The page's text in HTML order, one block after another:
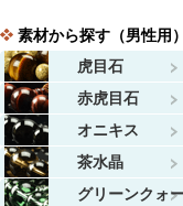
素材から探す（男性用）
虎目石
赤虎目石
オニキス
茶水晶
グリーンクォ